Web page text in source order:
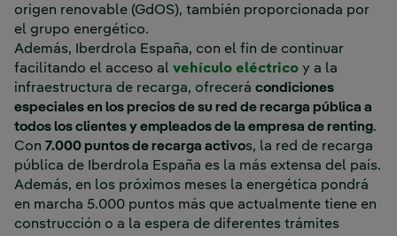
origen renovable (GdOS), también proporcionada por
el grupo energético.
Además, Iberdrola España, con el fin de continuar
facilitando el acceso al vehículo eléctrico y a la
infraestructura de recarga, ofrecerá condiciones
especiales en los precios de su red de recarga pública a
todos los clientes y empleados de la empresa de renting.
Con 7.000 puntos de recarga activos, la red de recarga
pública de Iberdrola España es la más extensa del país.
Además, en los próximos meses la energética pondrá
en marcha 5.000 puntos más que actualmente tiene en
construcción o a la espera de diferentes trámites